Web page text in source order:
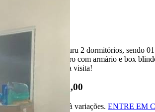
Descrição
Casa Terra Nova Bauru 2 dormitórios, sendo
condicionado banheiro com armário e box
armários. Agende sua visita!
R$ 280.000,00
*Valor sujeito à variações. ENTRE EM